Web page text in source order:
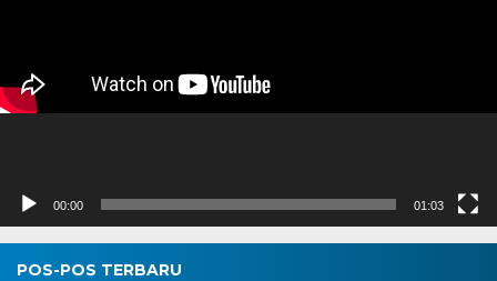
00:00 01:03
POS-POS TERBARU